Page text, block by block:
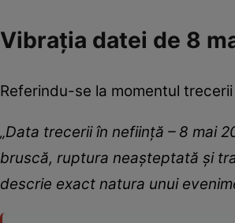
Vibrația datei de 8
Referindu-se la momentul
„Data trecerii în neființă – 8 mai
bruscă, ruptura neașteptată și
descrie exact natura unui